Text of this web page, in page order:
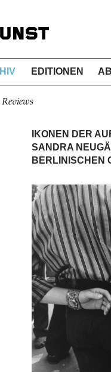
EDITIONEN
Reviews
IKONEN DER
SANDRA
BERLINISCHEN